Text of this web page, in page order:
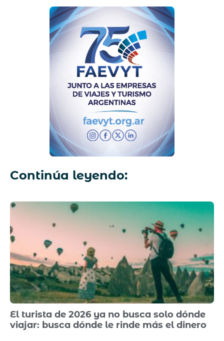
Continúa leyendo:
El turista de 2026 ya no busca solo dónde
viajar: busca dónde le rinde más el dinero